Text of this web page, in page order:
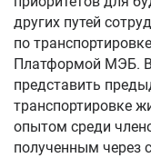
других путей
по
Платформой МЭБ.
представить
транспортировке
опытом среди
полученным через